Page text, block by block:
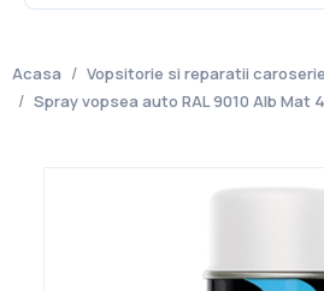
Acasa Vopsitorie si reparatii caroserie
Spray vopsea auto RAL 9010 Alb Mat